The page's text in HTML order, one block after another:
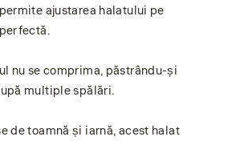
ajustarea halatului pe
nu se comprima, păstrându-și
multiple spălări.
de toamnă și iarnă, acest halat